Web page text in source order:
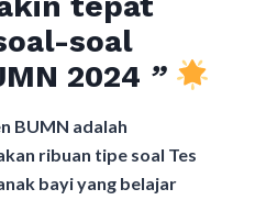
soal
2024 ”
BUMN adalah
ribuan tipe soal Tes
bayi yang belajar